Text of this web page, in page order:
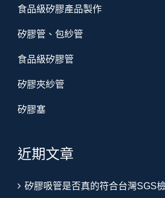
食品級矽膠產品製作
矽膠管、包紗管
食品級矽膠管
矽膠夾紗管
矽膠塞
近期文章
矽膠吸管是否真的符合台灣SGS